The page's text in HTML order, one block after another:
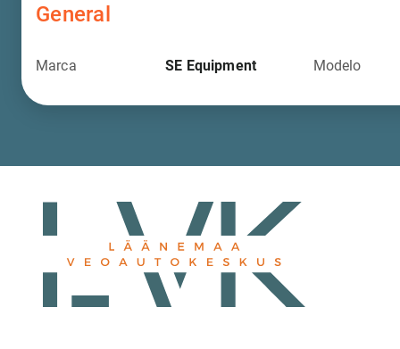
General
Marca SE Equipment Modelo